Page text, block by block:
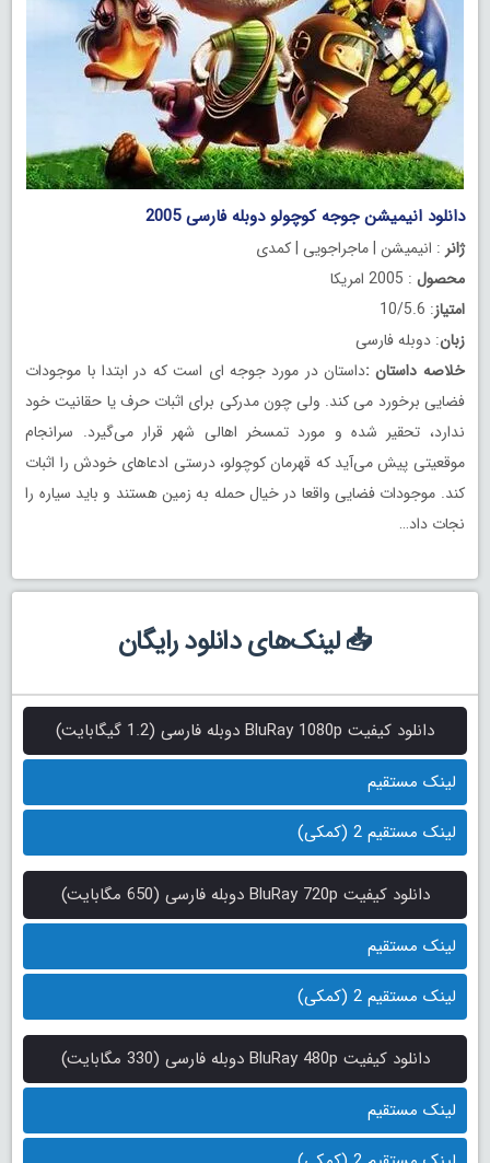
دانلود انیمیشن جوجه کوچولو دوبله فارسی 2005
ژانر : انیمیشن | ماجراجویی | کمدی
محصول : 2005 امریکا
امتیاز: 10/5.6
زبان: دوبله فارسی
خلاصه داستان :داستان در مورد جوجه ای است که در ابتدا با موجودات
فضایی برخورد می کند. ولی چون مدرکی برای اثبات حرف یا حقانیت خود
ندارد، تحقیر شده و مورد تمسخر اهالی شهر قرار می‌گیرد. سرانجام
موقعیتی پیش می‌آید که قهرمان کوچولو، درستی ادعاهای خودش را اثبات
کند. موجودات فضایی واقعا در خیال حمله به زمین هستند و باید سیاره را
نجات داد…
📥 لینک‌های دانلود رایگان
دانلود کیفیت BluRay 1080p دوبله فارسی (1.2 گیگابایت)
لینک مستقیم
لینک مستقیم 2 (کمکی)
دانلود کیفیت BluRay 720p دوبله فارسی (650 مگابایت)
لینک مستقیم
لینک مستقیم 2 (کمکی)
دانلود کیفیت BluRay 480p دوبله فارسی (330 مگابایت)
لینک مستقیم